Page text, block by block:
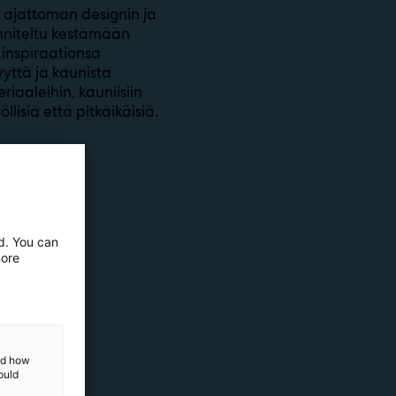
designin ja
kestämään
ja kaunista
kauniisiin
että pitkäikäisiä.
You can
how